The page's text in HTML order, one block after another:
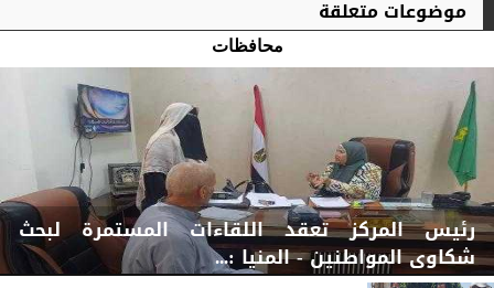
موضوعات متعلقة
محافظات
رئيس المركز تعقد اللقاءات المستمرة لبحث
شكاوى المواطنين - المنيا :...